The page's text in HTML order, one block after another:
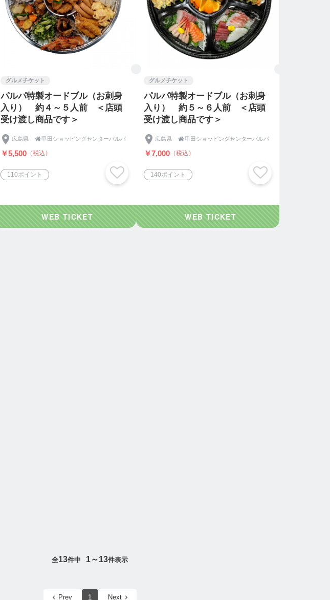
グルメチケット
パルパ特製オードブル（お刺身
入り） 約４～５人前 ＜店頭
受け渡し商品です＞
広島県 甲田ショッピングセンターパルパ
￥5,500 （税込）
110ポイント
グルメチケット
パルパ特製オードブル（お刺身
入り） 約５～６人前 ＜店頭
受け渡し商品です＞
広島県 甲田ショッピングセンターパルパ
￥7,000 （税込）
140ポイント
全13件中 1～13件表示
Prev 1 Next